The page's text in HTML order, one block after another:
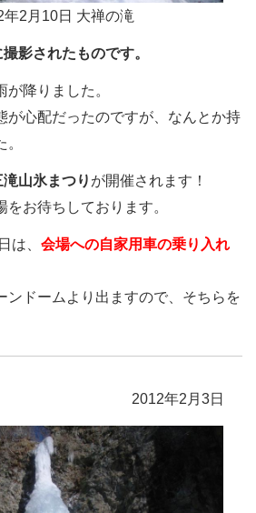
年2月10日 大禅の滝
影されたものです。
降りました。
が心配だったのですが、なんとか持
滝山氷まつり が開催されます！
お待ちしております。
は、 会場への自家用車の乗り入れ
ンドームより出ますので、そちらを
2012年2月3日